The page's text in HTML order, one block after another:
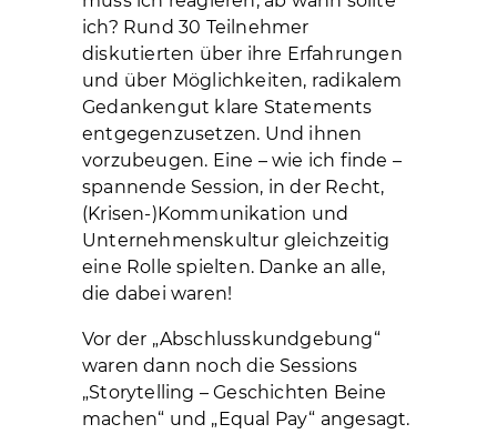
ich? Rund 30 Teilnehmer
diskutierten über ihre Erfahrungen
und über Möglichkeiten, radikalem
Gedankengut klare Statements
entgegenzusetzen. Und ihnen
vorzubeugen. Eine – wie ich finde –
spannende Session, in der Recht,
(Krisen-)Kommunikation und
Unternehmenskultur gleichzeitig
eine Rolle spielten. Danke an alle,
die dabei waren!
Vor der „Abschlusskundgebung“
waren dann noch die Sessions
„Storytelling – Geschichten Beine
machen“ und „Equal Pay“ angesagt.